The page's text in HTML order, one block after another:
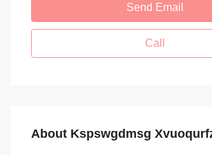
Send Email
Call
About Kspswgdmsg